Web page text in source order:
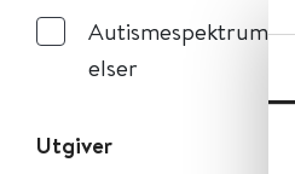
Autismespektrumlid
elser
Utgiver